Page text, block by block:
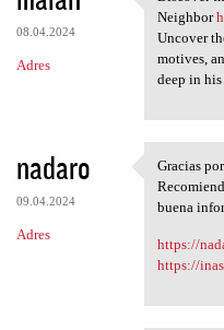
08.04.2024
Adres
Discover
Neighbor
Uncover
motives,
deep in his
nadaro
09.04.2024
Adres
Gracias
Gracias
buena
https://
https://